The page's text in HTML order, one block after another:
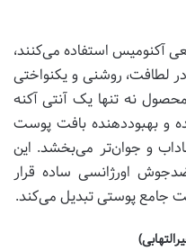
آکنومیس استفاده می‌کنند،
لطافت، روشنی و یکنواختی
نه تنها یک آنتی آکنه
و بهبوددهنده بافت پوست
و جوان‌تر می‌بخشد. این
اورژانسی ساده قرار
جامع پوستی تبدیل می‌کند.